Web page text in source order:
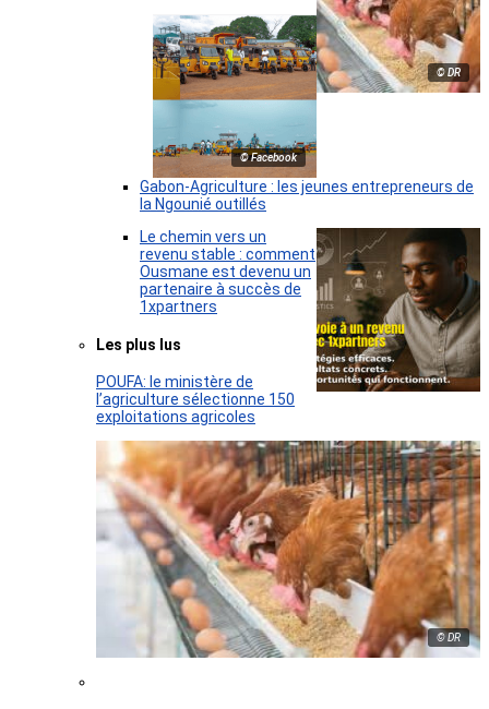
© DR
© Facebook
Gabon-Agriculture : les jeunes entrepreneurs de
la Ngounié outillés
Le chemin vers un
revenu stable : comment
Ousmane est devenu un
partenaire à succès de
1xpartners
Les plus lus
POUFA: le ministère de
l’agriculture sélectionne 150
exploitations agricoles
© DR